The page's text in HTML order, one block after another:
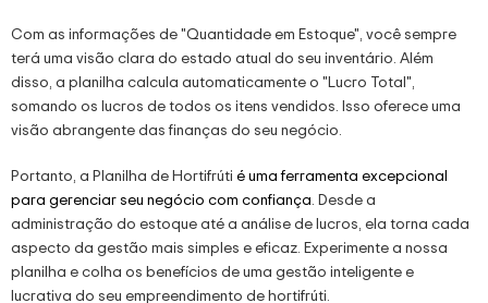
Com as informações de "Quantidade em Estoque", você sempre
terá uma visão clara do estado atual do seu inventário. Além
disso, a planilha calcula automaticamente o "Lucro Total",
somando os lucros de todos os itens vendidos. Isso oferece uma
visão abrangente das finanças do seu negócio.
Portanto, a Planilha de Hortifrúti é uma ferramenta excepcional
para gerenciar seu negócio com confiança . Desde a
administração do estoque até a análise de lucros, ela torna cada
aspecto da gestão mais simples e eficaz. Experimente a nossa
planilha e colha os benefícios de uma gestão inteligente e
lucrativa do seu empreendimento de hortifrúti.